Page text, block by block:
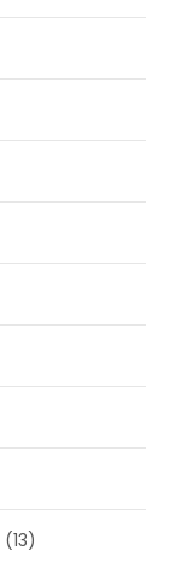
(13)